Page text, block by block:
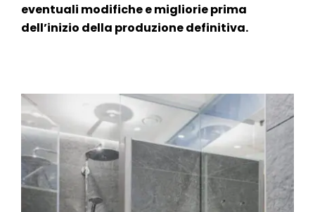
eventuali modifiche e migliorie prima
dell’inizio della produzione definitiva.